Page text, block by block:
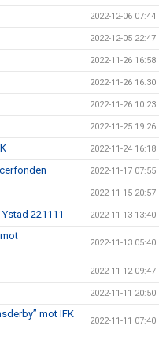
2022-12-06 07:44
2022-12-05 22:47
2022-11-26 16:58
2022-11-26 16:30
2022-11-26 10:23
2022-11-25 19:26
2022-11-24 16:18
2022-11-17 07:55
2022-11-15 20:57
221111 2022-11-13 13:40
2022-11-13 05:40
2022-11-12 09:47
2022-11-11 20:50
mot IFK
2022-11-11 07:40